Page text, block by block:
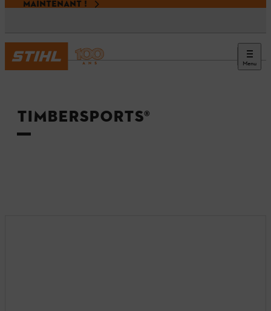
MAINTENANT !
Menu
Accueil
TIMBERSPORTS®